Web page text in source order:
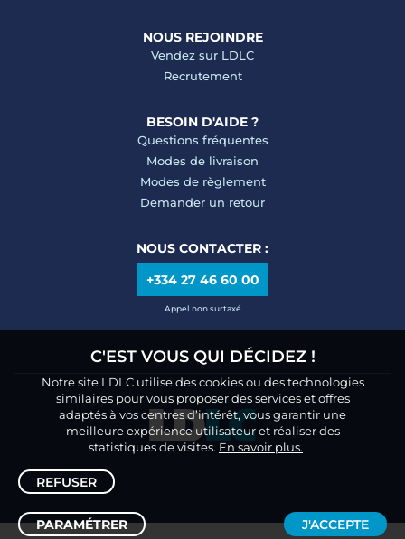
NOUS REJOINDRE
Vendez sur LDLC
Recrutement
BESOIN D'AIDE ?
Questions fréquentes
Modes de livraison
Modes de règlement
Demander un retour
NOUS CONTACTER :
+334 27 46 60 00
Appel non surtaxé
C'EST VOUS QUI DÉCIDEZ !
Notre site LDLC utilise des cookies ou des technologies
similaires pour vous proposer des services et offres
adaptés à vos centres d’intérêt, vous garantir une
meilleure expérience utilisateur et réaliser des
statistiques de visites. En savoir plus.
REFUSER
PARAMÉTRER J'ACCEPTE